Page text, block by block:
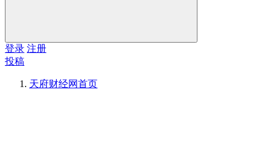
登录 注册
投稿
天府财经网首页